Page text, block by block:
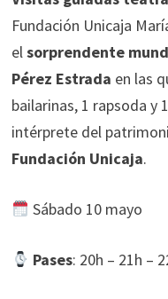
Fundación Unicaja
elsorprendente
Pérez Estrada en las
bailarinas, 1 rapsoda y
intérprete del
Fundación Unicaja.
Sábado 10 mayo
Pases: 20h – 21h –